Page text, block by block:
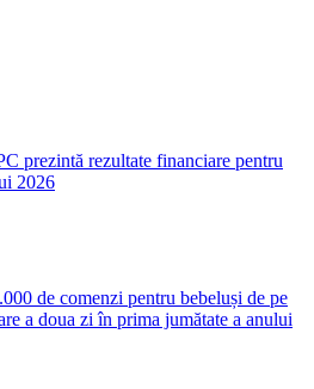
prezintă rezultate financiare pentru
2026
de comenzi pentru bebeluși de pe
a doua zi în prima jumătate a anului